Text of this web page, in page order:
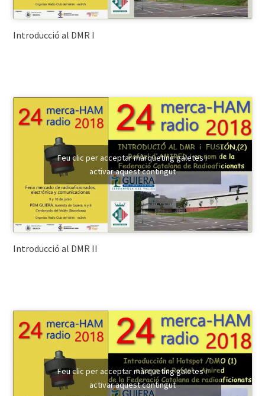
Introducció al DMR I
Feu clic per acceptar màrqueting galetes i
activar aquest contingut
Introducció al DMR II
Feu clic per acceptar màrqueting galetes i
activar aquest contingut